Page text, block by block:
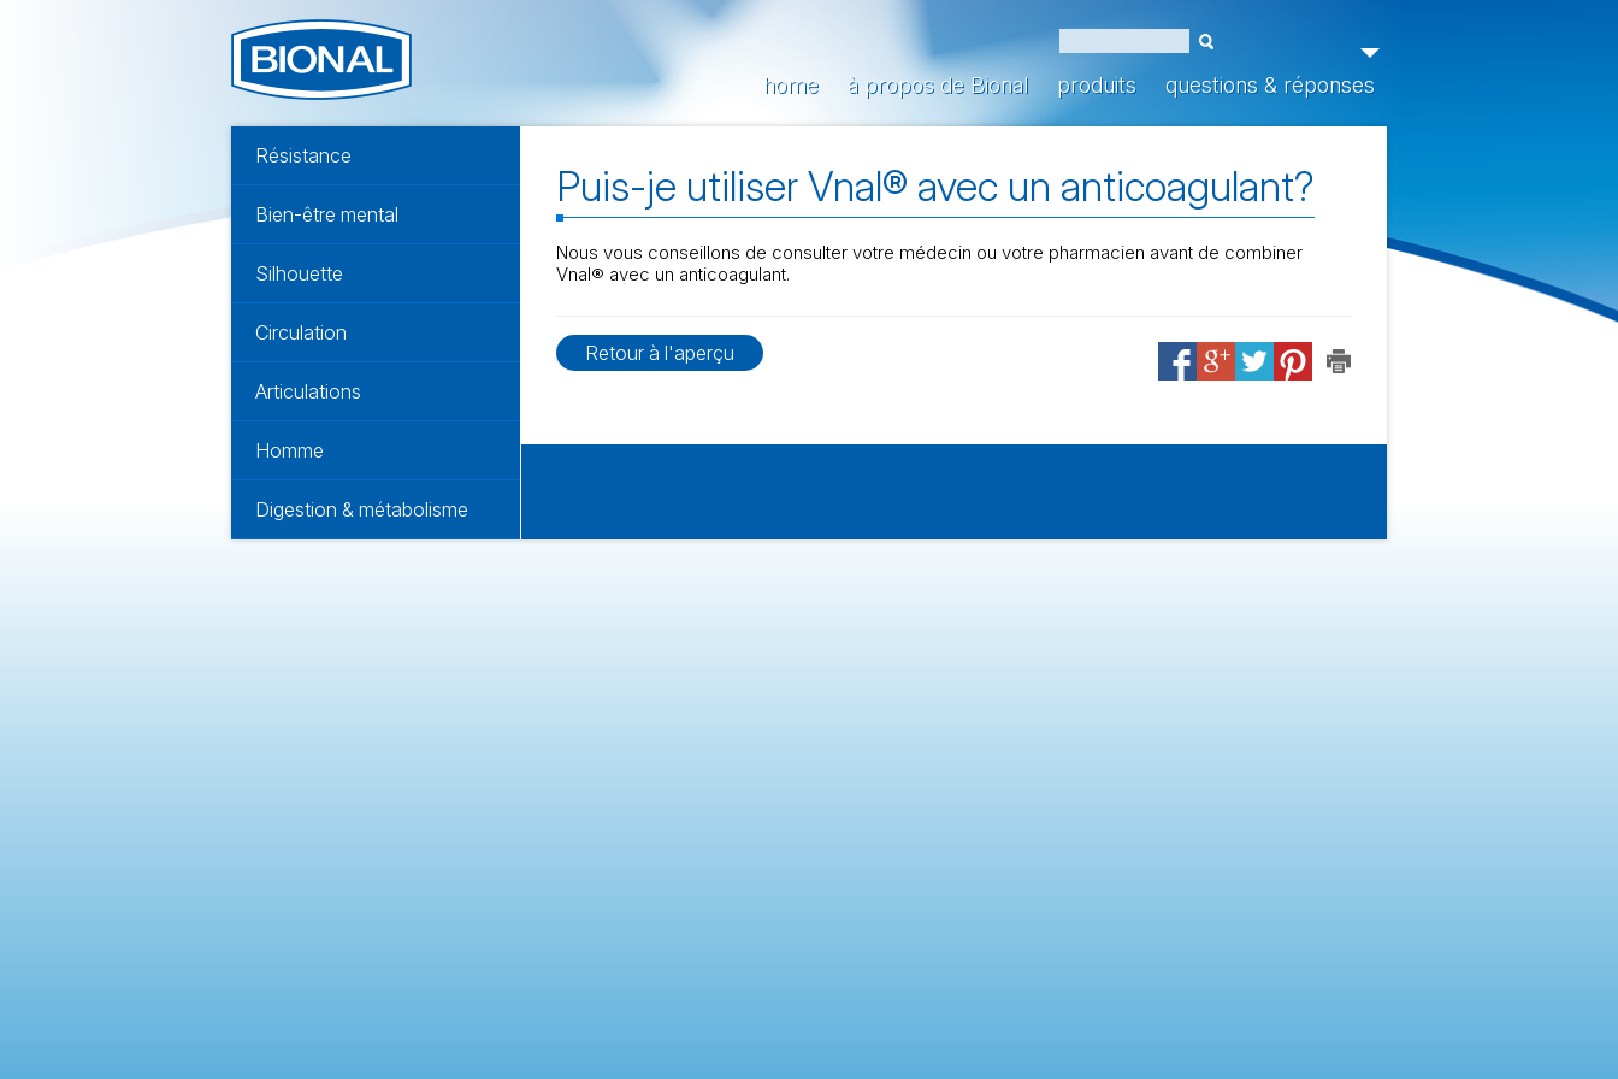
home à propos de Bional produits questions & réponses
Résistance
Bien-être mental
Silhouette
Circulation
Articulations
Homme
Digestion & métabolisme
Puis-je utiliser Vnal® avec un anticoagulant?
Nous vous conseillons de consulter votre médecin ou votre pharmacien avant de combiner
Vnal® avec un anticoagulant.
Retour à l'aperçu